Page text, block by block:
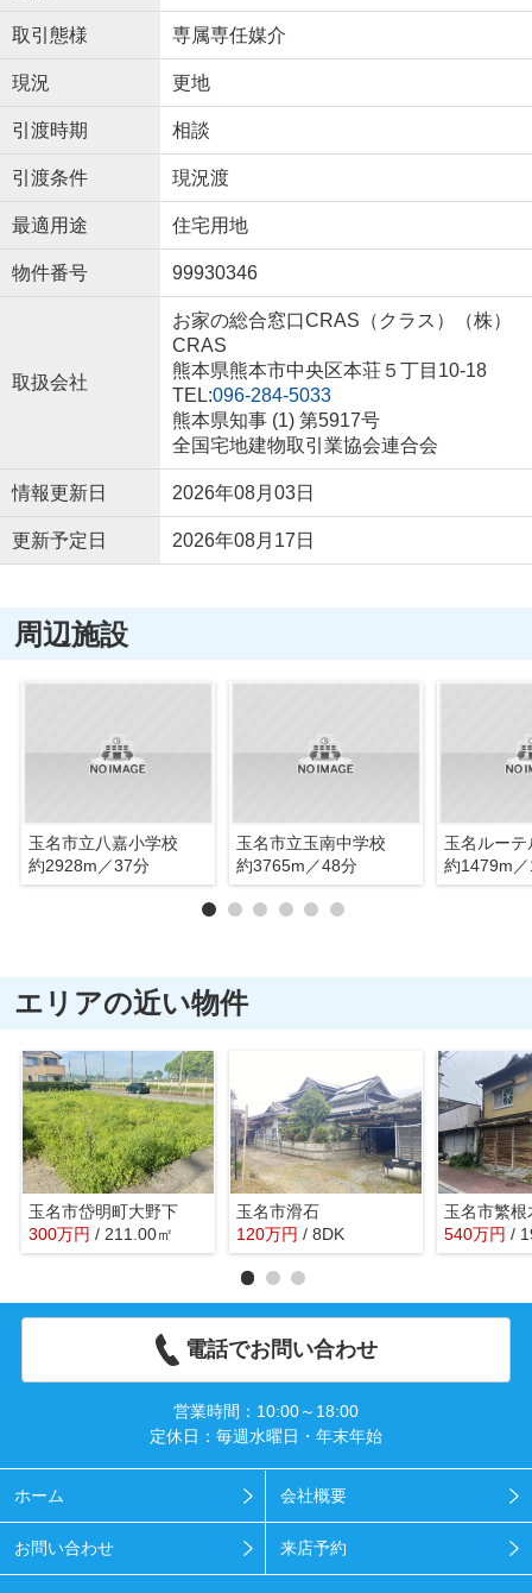
取引態様 専属専任媒介
現況 更地
引渡時期 相談
引渡条件 現況渡
最適用途 住宅用地
物件番号 99930346
取扱会社
お家の総合窓口CRAS（クラス）（株）
CRAS
熊本県熊本市中央区本荘５丁目10-18
TEL:096-284-5033
熊本県知事 (1) 第5917号
全国宅地建物取引業協会連合会
情報更新日 2026年08月03日
更新予定日 2026年08月17日
周辺施設
玉名市立八嘉小学校
約2928m／37分
玉名市立玉南中学校
約3765m／48分
玉名ルーテ
約1479m
エリアの近い物件
玉名市岱明町大野下
300万円 / 211.00㎡
玉名市滑石
120万円 / 8DK
玉名市繁根
540万円 /
電話でお問い合わせ
営業時間：10:00～18:00
定休日：毎週水曜日・年末年始
ホーム 会社概要
お問い合わせ 来店予約